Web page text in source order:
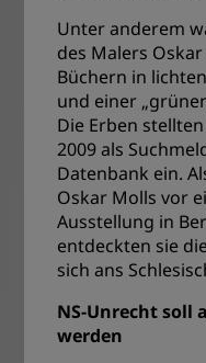
Unter anderem
des Malers
Büchern in
und einer
Die Erben
2009 als
Datenbank ein.
Oskar Molls vor
Ausstellung in
entdeckten sie
sich ans
NS-Unrecht soll
werden